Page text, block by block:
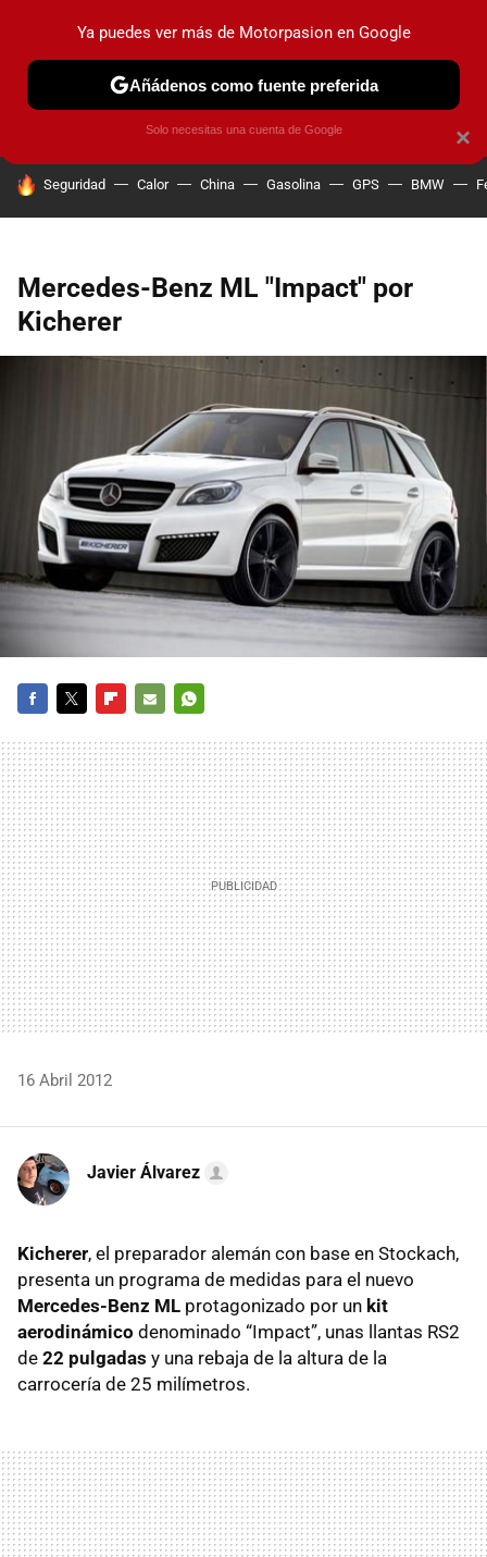
PRUEBAS COCHES ELÉCTRICOS OBSERVATORIO
HOY SE HABLA DE
Seguridad Calor China Gasolina GPS BMW
Mercedes-Benz ML "Impact" por
Kicherer
MAIL
16 Abril 2012
Javier Álvarez
Kicherer, el preparador alemán con base en Stockach,
presenta un programa de medidas para el nuevo
Mercedes-Benz ML protagonizado por un kit
aerodinámico denominado “Impact”, unas llantas RS2
de 22 pulgadas y una rebaja de la altura de la
carrocería de 25 milímetros.
×
Ya puedes ver más de Motorpasion en Google
Añádenos como fuente preferida
Solo necesitas una cuenta de Google